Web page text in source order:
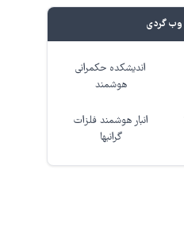
وب گردی
اندیشکده حکمرانی
هوشمند
انبار هوشمند فلزات
گرانبها